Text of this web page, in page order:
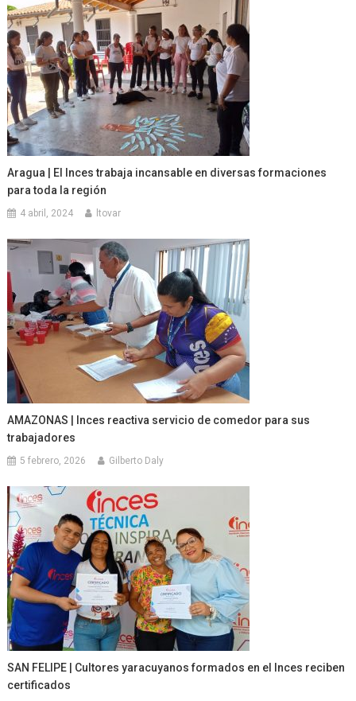
Aragua | El Inces trabaja incansable en diversas formaciones
para toda la región
4 abril, 2024 ltovar
AMAZONAS | Inces reactiva servicio de comedor para sus
trabajadores
5 febrero, 2026 Gilberto Daly
SAN FELIPE | Cultores yaracuyanos formados en el Inces reciben
certificados